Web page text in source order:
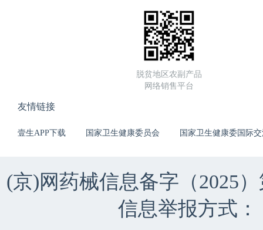
脱贫地区农副产品
网络销售平台
友情链接
壹生APP下载 国家卫生健康委员会 国家卫生健康委国际
(京)网药械信息备字（2025
信息举报方式：